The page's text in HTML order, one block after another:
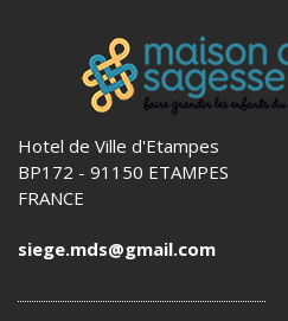
Hotel de Ville d'Etampes
BP172 - 91150 ETAMPES
FRANCE
siege.mds@gmail.com